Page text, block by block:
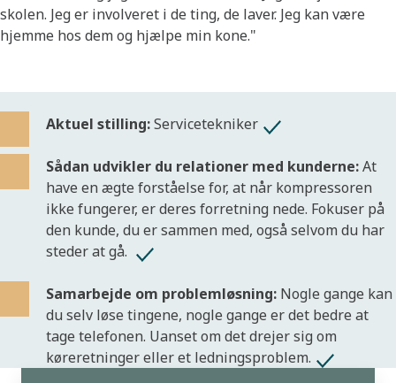
skolen. Jeg er involveret i de ting, de laver. Jeg kan være
hjemme hos dem og hjælpe min kone."
Aktuel stilling:Servicetekniker
Sådan udvikler du relationer med kunderne:At
have en ægte forståelse for, at når kompressoren
ikke fungerer, er deres forretning nede. Fokuser på
den kunde, du er sammen med, også selvom du har
steder at gå.
Samarbejde om problemløsning: Nogle gange kan
du selv løse tingene, nogle gange er det bedre at
tage telefonen. Uanset om det drejer sig om
køreretninger eller et ledningsproblem.